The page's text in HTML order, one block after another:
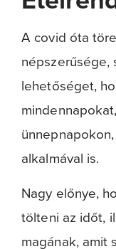
A covid óta
népszerűsége,
lehetőséget,
alkalmával is.
Nagy előnye,
tölteni az időt,
magának, amit